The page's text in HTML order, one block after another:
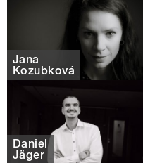
Jana
Kozubková
Daniel
Jäger